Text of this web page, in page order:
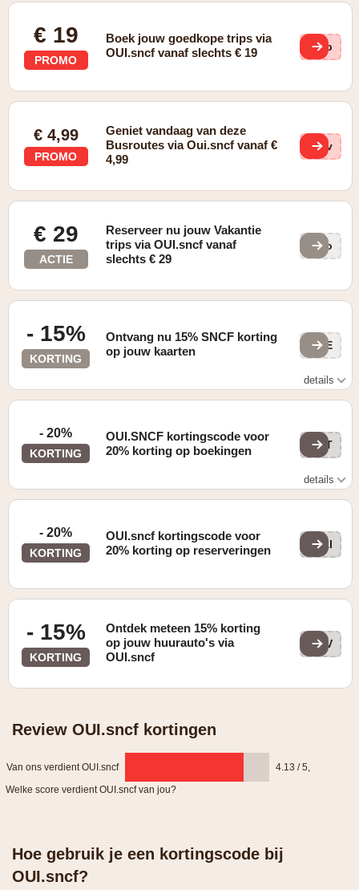
€ 19
PROMO
Boek jouw goedkope trips via
OUI.sncf vanaf slechts € 19
fgp
€ 4,99
PROMO
Geniet vandaag van deze
Busroutes via Oui.sncf vanaf €
4,99
Civ
€ 29
ACTIE
Reserveer nu jouw Vakantie
trips via OUI.sncf vanaf
slechts € 29
s9o
- 15%
KORTING
Ontvang nu 15% SNCF korting
op jouw kaarten
BOE
details
- 20%
KORTING
OUI.SNCF kortingscode voor
20% korting op boekingen
AUT
details
- 20%
KORTING
OUI.sncf kortingscode voor
20% korting op reserveringen
JAI
- 15%
KORTING
Ontdek meteen 15% korting
op jouw huurauto's via
OUI.sncf
LdV
Review OUI.sncf kortingen
Van ons verdient OUI.sncf 4.13 / 5
Welke score verdient OUI.sncf van jou?
Hoe gebruik je een kortingscode bij
OUI.sncf?